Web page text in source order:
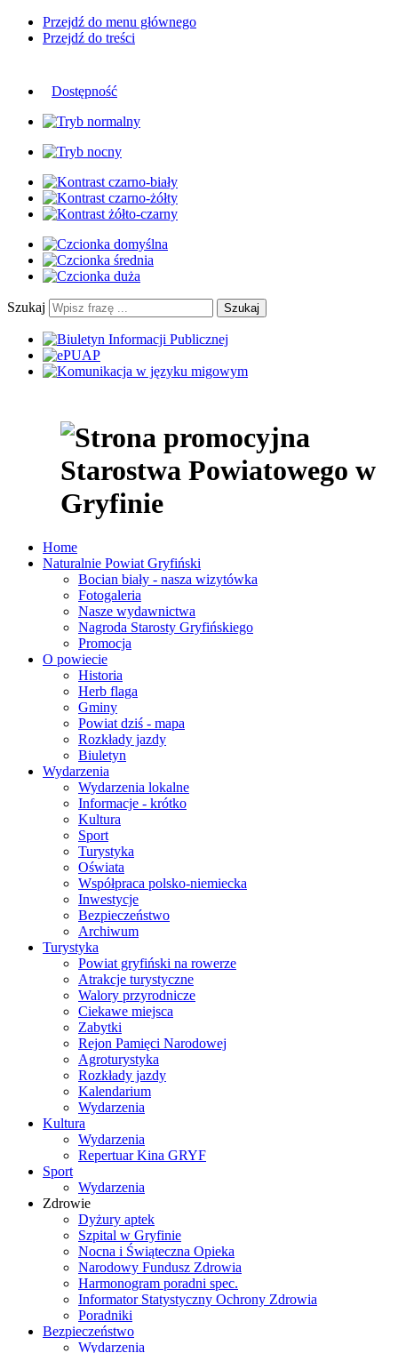
Przejdź do menu głównego
Przejdź do treści
Dostępność
Szukaj Szukaj
Home
Naturalnie Powiat Gryfiński
Bocian biały - nasza wizytówka
Fotogaleria
Nasze wydawnictwa
Nagroda Starosty Gryfińskiego
Promocja
O powiecie
Historia
Herb flaga
Gminy
Powiat dziś - mapa
Rozkłady jazdy
Biuletyn
Wydarzenia
Wydarzenia lokalne
Informacje - krótko
Kultura
Sport
Turystyka
Oświata
Współpraca polsko-niemiecka
Inwestycje
Bezpieczeństwo
Archiwum
Turystyka
Powiat gryfiński na rowerze
Atrakcje turystyczne
Walory przyrodnicze
Ciekawe miejsca
Zabytki
Rejon Pamięci Narodowej
Agroturystyka
Rozkłady jazdy
Kalendarium
Wydarzenia
Kultura
Wydarzenia
Repertuar Kina GRYF
Sport
Wydarzenia
Zdrowie
Dyżury aptek
Szpital w Gryfinie
Nocna i Świąteczna Opieka
Narodowy Fundusz Zdrowia
Harmonogram poradni spec.
Informator Statystyczny Ochrony Zdrowia
Poradniki
Bezpieczeństwo
Wydarzenia